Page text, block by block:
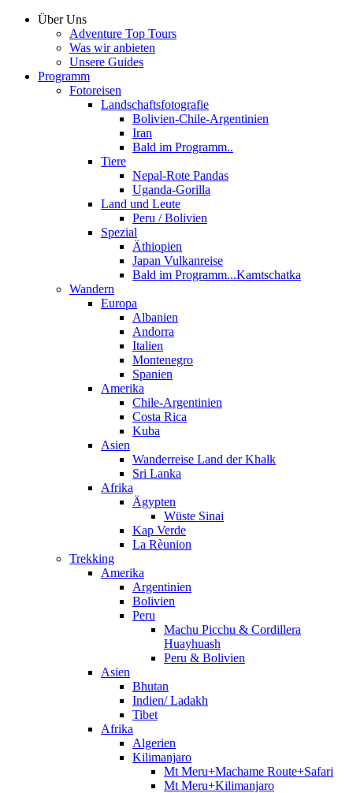
Über Uns
Adventure Top Tours
Was wir anbieten
Unsere Guides
Programm
Fotoreisen
Landschaftsfotografie
Bolivien-Chile-Argentinien
Iran
Bald im Programm..
Tiere
Nepal-Rote Pandas
Uganda-Gorilla
Land und Leute
Peru / Bolivien
Spezial
Äthiopien
Japan Vulkanreise
Bald im Programm...Kamtschatka
Wandern
Europa
Albanien
Andorra
Italien
Montenegro
Spanien
Amerika
Chile-Argentinien
Costa Rica
Kuba
Asien
Wanderreise Land der Khalk
Sri Lanka
Afrika
Ägypten
Wüste Sinai
Kap Verde
La Rèunion
Trekking
Amerika
Argentinien
Bolivien
Peru
Machu Picchu & Cordillera
Huayhuash
Peru & Bolivien
Asien
Bhutan
Indien/ Ladakh
Tibet
Afrika
Algerien
Kilimanjaro
Mt Meru+Machame Route+Safari
Mt Meru+Kilimanjaro